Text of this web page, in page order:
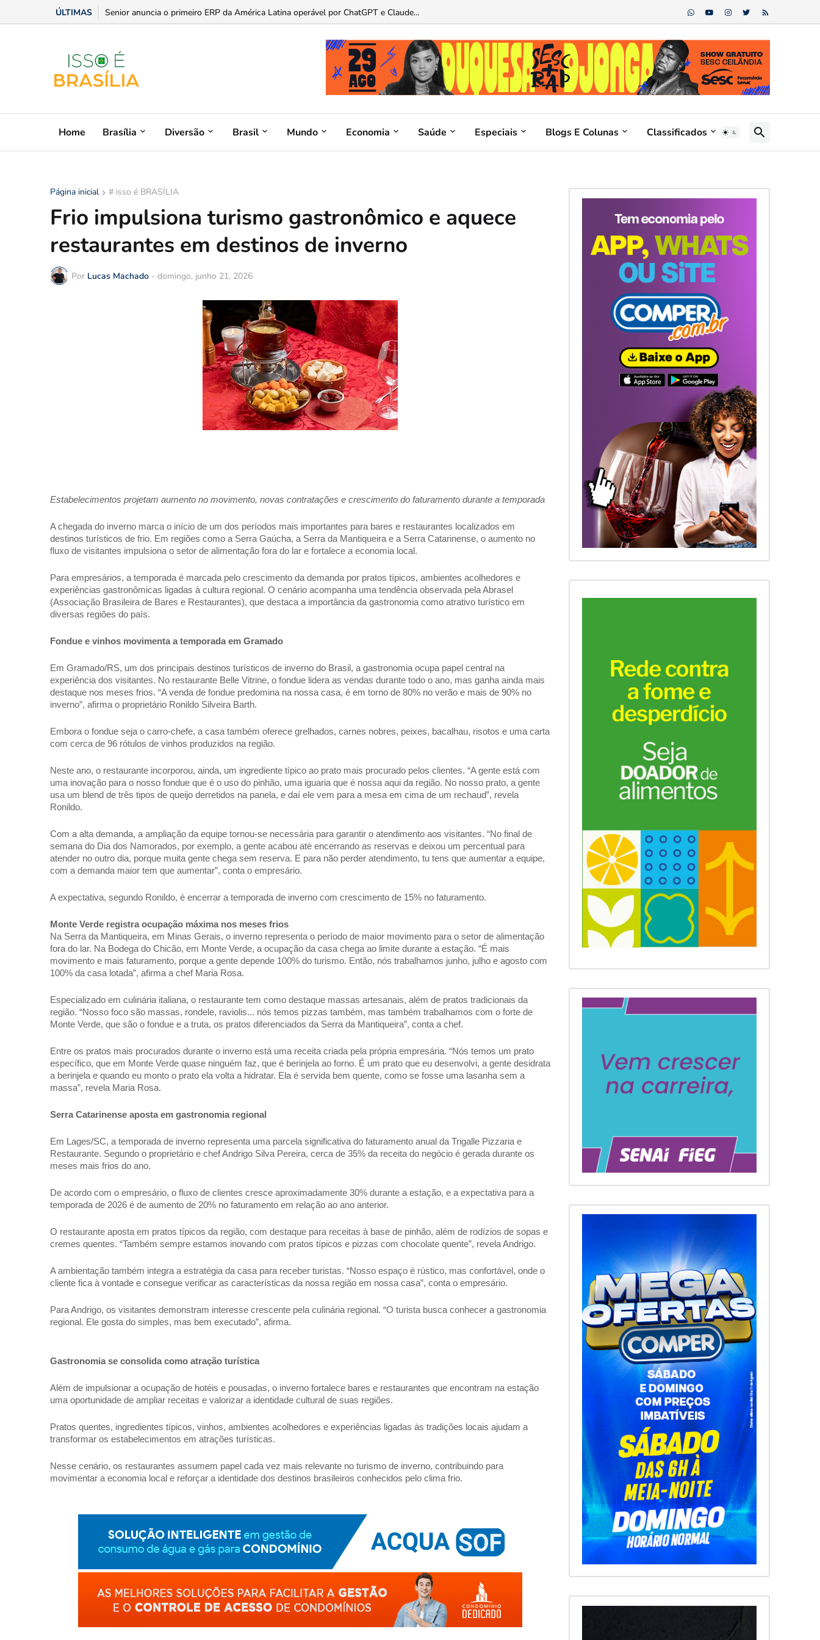
ÚLTIMAS Senior anuncia o primeiro ERP da América Latina operável por ChatGPT e Claude...
Home Brasília Diversão Brasil Mundo Economia Saúde Especiais Blogs E Colunas Classificados
Página inicial # isso é BRASÍLIA
Frio impulsiona turismo gastronômico e aquece
restaurantes em destinos de inverno
Por Lucas Machado - domingo, junho 21, 2026
Estabelecimentos projetam aumento no movimento, novas contratações e crescimento do faturamento durante a temporada
A chegada do inverno marca o início de um dos períodos mais importantes para bares e restaurantes localizados em
destinos turísticos de frio. Em regiões como a Serra Gaúcha, a Serra da Mantiqueira e a Serra Catarinense, o aumento no
fluxo de visitantes impulsiona o setor de alimentação fora do lar e fortalece a economia local.
Para empresários, a temporada é marcada pelo crescimento da demanda por pratos típicos, ambientes acolhedores e
experiências gastronômicas ligadas à cultura regional. O cenário acompanha uma tendência observada pela Abrasel
(Associação Brasileira de Bares e Restaurantes), que destaca a importância da gastronomia como atrativo turístico em
diversas regiões do país.
Fondue e vinhos movimenta a temporada em Gramado
Em Gramado/RS, um dos principais destinos turísticos de inverno do Brasil, a gastronomia ocupa papel central na
experiência dos visitantes. No restaurante Belle Vitrine, o fondue lidera as vendas durante todo o ano, mas ganha ainda mais
destaque nos meses frios. “A venda de fondue predomina na nossa casa, é em torno de 80% no verão e mais de 90% no
inverno”, afirma o proprietário Ronildo Silveira Barth.
Embora o fondue seja o carro-chefe, a casa também oferece grelhados, carnes nobres, peixes, bacalhau, risotos e uma carta
com cerca de 96 rótulos de vinhos produzidos na região.
Neste ano, o restaurante incorporou, ainda, um ingrediente típico ao prato mais procurado pelos clientes. “A gente está com
uma inovação para o nosso fondue que é o uso do pinhão, uma iguaria que é nossa aqui da região. No nosso prato, a gente
usa um blend de três tipos de queijo derretidos na panela, e daí ele vem para a mesa em cima de um rechaud”, revela
Ronildo.
Com a alta demanda, a ampliação da equipe tornou-se necessária para garantir o atendimento aos visitantes. “No final de
semana do Dia dos Namorados, por exemplo, a gente acabou até encerrando as reservas e deixou um percentual para
atender no outro dia, porque muita gente chega sem reserva. E para não perder atendimento, tu tens que aumentar a equipe,
com a demanda maior tem que aumentar”, conta o empresário.
A expectativa, segundo Ronildo, é encerrar a temporada de inverno com crescimento de 15% no faturamento.
Monte Verde registra ocupação máxima nos meses frios
Na Serra da Mantiqueira, em Minas Gerais, o inverno representa o período de maior movimento para o setor de alimentação
fora do lar. Na Bodega do Chicão, em Monte Verde, a ocupação da casa chega ao limite durante a estação. “É mais
movimento e mais faturamento, porque a gente depende 100% do turismo. Então, nós trabalhamos junho, julho e agosto com
100% da casa lotada”, afirma a chef Maria Rosa.
Especializado em culinária italiana, o restaurante tem como destaque massas artesanais, além de pratos tradicionais da
região. “Nosso foco são massas, rondele, raviolis... nós temos pizzas também, mas também trabalhamos com o forte de
Monte Verde, que são o fondue e a truta, os pratos diferenciados da Serra da Mantiqueira”, conta a chef.
Entre os pratos mais procurados durante o inverno está uma receita criada pela própria empresária. “Nós temos um prato
específico, que em Monte Verde quase ninguém faz, que é berinjela ao forno. É um prato que eu desenvolvi, a gente desidrata
a berinjela e quando eu monto o prato ela volta a hidratar. Ela é servida bem quente, como se fosse uma lasanha sem a
massa”, revela Maria Rosa.
Serra Catarinense aposta em gastronomia regional
Em Lages/SC, a temporada de inverno representa uma parcela significativa do faturamento anual da Trigalle Pizzaria e
Restaurante. Segundo o proprietário e chef Andrigo Silva Pereira, cerca de 35% da receita do negócio é gerada durante os
meses mais frios do ano.
De acordo com o empresário, o fluxo de clientes cresce aproximadamente 30% durante a estação, e a expectativa para a
temporada de 2026 é de aumento de 20% no faturamento em relação ao ano anterior.
O restaurante aposta em pratos típicos da região, com destaque para receitas à base de pinhão, além de rodízios de sopas e
cremes quentes. “Também sempre estamos inovando com pratos típicos e pizzas com chocolate quente”, revela Andrigo.
A ambientação também integra a estratégia da casa para receber turistas. “Nosso espaço é rústico, mas confortável, onde o
cliente fica à vontade e consegue verificar as características da nossa região em nossa casa”, conta o empresário.
Para Andrigo, os visitantes demonstram interesse crescente pela culinária regional. “O turista busca conhecer a gastronomia
regional. Ele gosta do simples, mas bem executado”, afirma.
Gastronomia se consolida como atração turística
Além de impulsionar a ocupação de hotéis e pousadas, o inverno fortalece bares e restaurantes que encontram na estação
uma oportunidade de ampliar receitas e valorizar a identidade cultural de suas regiões.
Pratos quentes, ingredientes típicos, vinhos, ambientes acolhedores e experiências ligadas às tradições locais ajudam a
transformar os estabelecimentos em atrações turísticas.
Nesse cenário, os restaurantes assumem papel cada vez mais relevante no turismo de inverno, contribuindo para
movimentar a economia local e reforçar a identidade dos destinos brasileiros conhecidos pelo clima frio.